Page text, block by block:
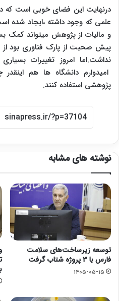
درنهایت این فضای خوبی است که
علمی که وجود داشته ،ایجاد شده
پیش صحبت از پارک فناوری بود
نداشت.اما امروز تغییرات
امیدوارم دانشگاه ها هم
پژوهشی استفاده کنند.
نوشته های مشابه
توسعه زیرساخت‌های سلامت
فارس با ۳ پروژه شتاب گرفت
۱۴۰۵-۰۵-۱۵